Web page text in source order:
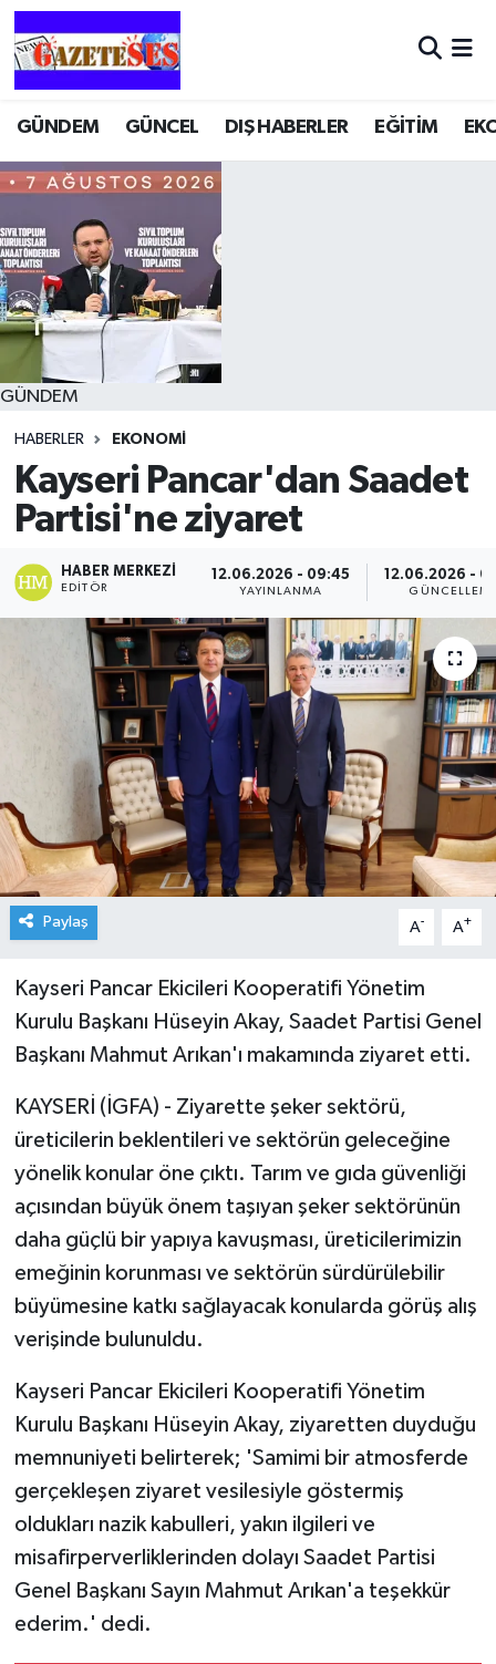
GÜNDEM GÜNCEL DIŞ HABERLER EĞİTİM
GÜNDEM
HABERLER EKONOMİ
Kayseri Pancar'dan Saadet
Partisi'ne ziyaret
HABER MERKEZI
EDITÖR
12.06.2026 - 09:45
YAYINLANMA
12.06.2026 -
Paylaş A- A+
Kayseri Pancar Ekicileri Kooperatifi Yönetim
Kurulu Başkanı Hüseyin Akay, Saadet Partisi Genel
Başkanı Mahmut Arıkan'ı makamında ziyaret etti.
KAYSERİ (İGFA) - Ziyarette şeker sektörü,
üreticilerin beklentileri ve sektörün geleceğine
yönelik konular öne çıktı. Tarım ve gıda güvenliği
açısından büyük önem taşıyan şeker sektörünün
daha güçlü bir yapıya kavuşması, üreticilerimizin
emeğinin korunması ve sektörün sürdürülebilir
büyümesine katkı sağlayacak konularda görüş alış
verişinde bulunuldu.
Kayseri Pancar Ekicileri Kooperatifi Yönetim
Kurulu Başkanı Hüseyin Akay, ziyaretten duyduğu
memnuniyeti belirterek; 'Samimi bir atmosferde
gerçekleşen ziyaret vesilesiyle göstermiş
oldukları nazik kabulleri, yakın ilgileri ve
misafirperverliklerinden dolayı Saadet Partisi
Genel Başkanı Sayın Mahmut Arıkan'a teşekkür
ederim.' dedi.